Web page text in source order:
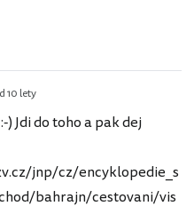
10 lety
) Jdi do toho a pak dej
jnp/cz/encyklopedie_s
bahrajn/cestovani/vis